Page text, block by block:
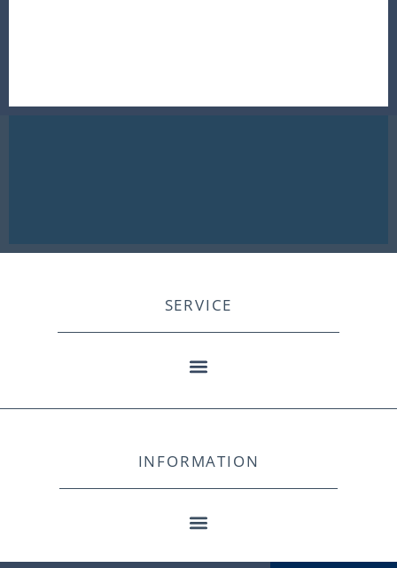
SERVICE
INFORMATION